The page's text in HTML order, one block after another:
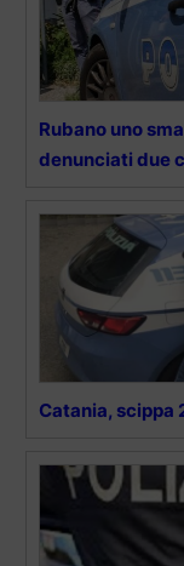
Rubano uno
denunciati due
Catania, scippa